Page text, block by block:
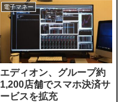
電子マネー
エディオン、グループ約
1,200店舗でスマホ決済サ
ービスを拡充